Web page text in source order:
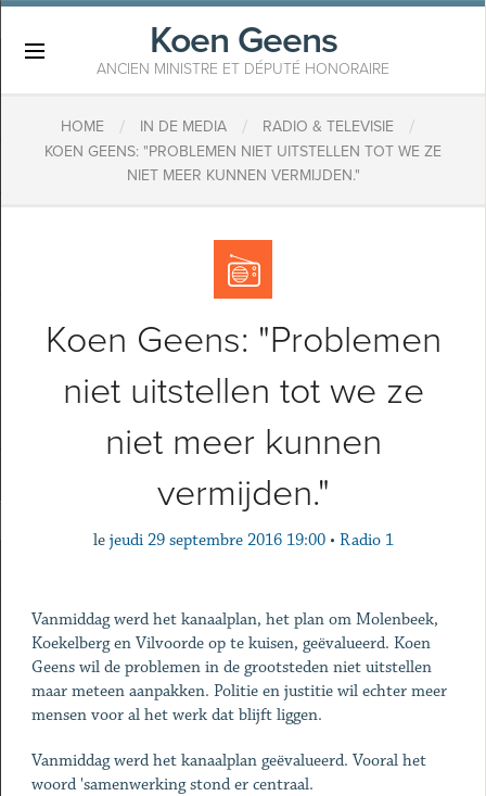
Koen Geens
ANCIEN MINISTRE ET DÉPUTÉ HONORAIRE
HOME / IN DE MEDIA / RADIO & TELEVISIE /
KOEN GEENS: "PROBLEMEN NIET UITSTELLEN TOT WE ZE
NIET MEER KUNNEN VERMIJDEN."
Koen Geens: "Problemen
niet uitstellen tot we ze
niet meer kunnen
vermijden."
le jeudi 29 septembre 2016 19:00 • Radio 1
Vanmiddag werd het kanaalplan, het plan om Molenbeek,
Koekelberg en Vilvoorde op te kuisen, geëvalueerd. Koen
Geens wil de problemen in de grootsteden niet uitstellen
maar meteen aanpakken. Politie en justitie wil echter meer
mensen voor al het werk dat blijft liggen.
Vanmiddag werd het kanaalplan geëvalueerd. Vooral het
woord 'samenwerking stond er centraal.